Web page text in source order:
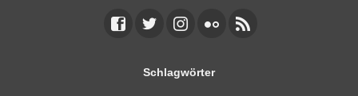
Schlagwörter